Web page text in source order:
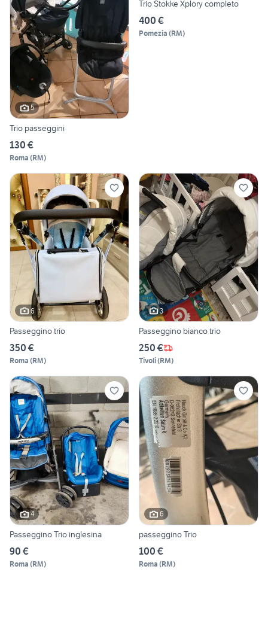
5
Trio passeggini
130 €
Roma (RM)
Trio Stokke Xplory completo
400 €
Pomezia (RM)
6
Passeggino trio
350 €
Roma (RM)
3
Passeggino bianco trio
250 €
Tivoli(RM)
4
Passeggino Trio inglesina
90 €
Roma (RM)
6
passeggino Trio
100 €
Roma (RM)